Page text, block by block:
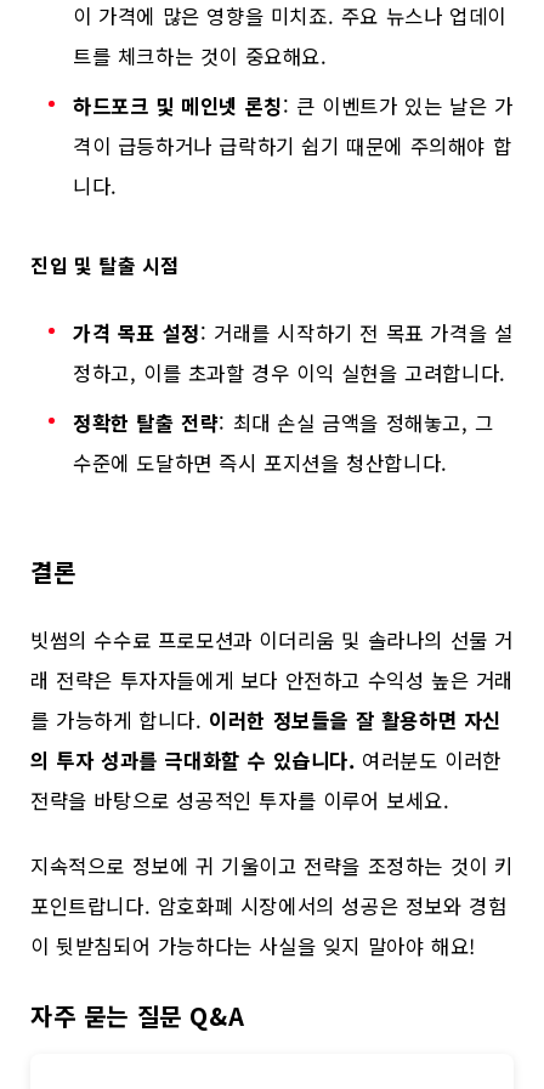
이 가격에 많은 영향을 미치죠. 주요 뉴스나 업데이
트를 체크하는 것이 중요해요.
하드포크 및 메인넷 론칭: 큰 이벤트가 있는 날은 가
격이 급등하거나 급락하기 쉽기 때문에 주의해야 합
니다.
진입 및 탈출 시점
가격 목표 설정: 거래를 시작하기 전 목표 가격을 설
정하고, 이를 초과할 경우 이익 실현을 고려합니다.
정확한 탈출 전략: 최대 손실 금액을 정해놓고, 그
수준에 도달하면 즉시 포지션을 청산합니다.
결론
빗썸의 수수료 프로모션과 이더리움 및 솔라나의 선물 거
래 전략은 투자자들에게 보다 안전하고 수익성 높은 거래
를 가능하게 합니다. 이러한 정보들을 잘 활용하면 자신
의 투자 성과를 극대화할 수 있습니다. 여러분도 이러한
전략을 바탕으로 성공적인 투자를 이루어 보세요.
지속적으로 정보에 귀 기울이고 전략을 조정하는 것이 키
포인트랍니다. 암호화폐 시장에서의 성공은 정보와 경험
이 뒷받침되어 가능하다는 사실을 잊지 말아야 해요!
자주 묻는 질문 Q&A